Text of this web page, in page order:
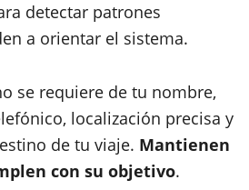
detectar patrones
a orientar el sistema.
se requiere de tu nombre,
localización precisa y
de tu viaje. Mantienen
con su objetivo.